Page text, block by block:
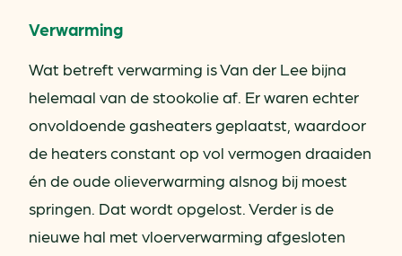
Verwarming
Wat betreft verwarming is Van der Lee bijna
helemaal van de stookolie af. Er waren echter
onvoldoende gasheaters geplaatst, waardoor
de heaters constant op vol vermogen draaiden
én de oude olieverwarming alsnog bij moest
springen. Dat wordt opgelost. Verder is de
nieuwe hal met vloerverwarming afgesloten